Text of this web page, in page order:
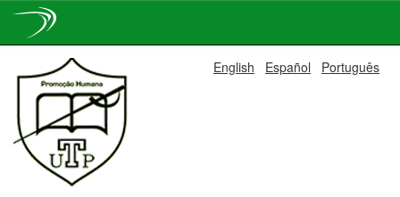
navigation
English Español Português